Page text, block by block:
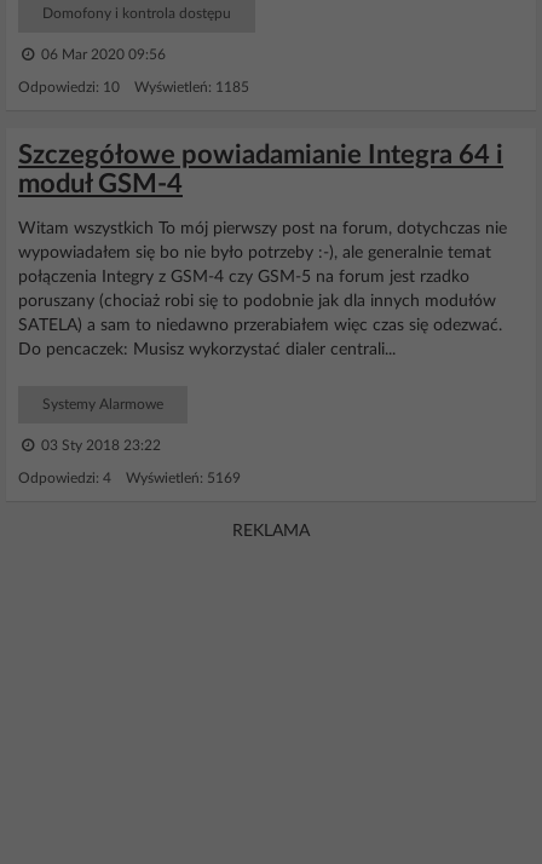
Domofony i kontrola dostępu
06 Mar 2020 09:56
Odpowiedzi: 10 Wyświetleń: 1185
Szczegółowe powiadamianie Integra 64 i
moduł GSM-4
Witam wszystkich To mój pierwszy post na forum, dotychczas nie
wypowiadałem się bo nie było potrzeby :-), ale generalnie temat
połączenia Integry z GSM-4 czy GSM-5 na forum jest rzadko
poruszany (chociaż robi się to podobnie jak dla innych modułów
SATELA) a sam to niedawno przerabiałem więc czas się odezwać.
Do pencaczek: Musisz wykorzystać dialer centrali...
Systemy Alarmowe
03 Sty 2018 23:22
Odpowiedzi: 4 Wyświetleń: 5169
REKLAMA